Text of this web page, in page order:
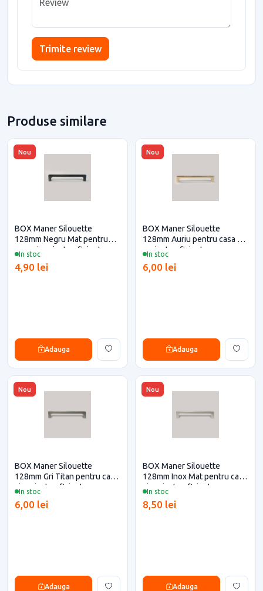
Trimite review
Produse similare
Nou
In stoc
BOX Maner Silouette
128mm Negru Mat pentru
casa si proiecte eficiente
4,90 lei
Adauga
Nou
In stoc
BOX Maner Silouette
128mm Auriu pentru casa si
proiecte eficiente
6,00 lei
Adauga
Nou
In stoc
BOX Maner Silouette
128mm Gri Titan pentru casa
si proiecte eficiente
6,00 lei
Adauga
Nou
In stoc
BOX Maner Silouette
128mm Inox Mat pentru casa
si proiecte eficiente
8,50 lei
Adauga